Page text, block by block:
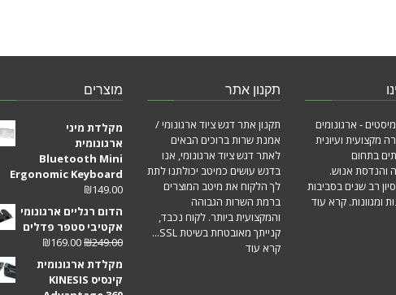
- ארגונומים
מקצועית ועיונית
בתחום
והנדסת אנוש.
רב שנים בסביבות
ומגוונות. קרא עוד
תקנון אתר
תקנון אתר דגש ציוד ארגונומי /
אמנת שרות ברוכים הבאים
לאתר דגש ציוד ארגונומי, אנו
בדגש עושים כמיטב יכולתנו לתת
לך הלקוח את מיטב המוצרים
ברמת השרות הגבוהה
והמקצועית ביותר. לקוח נכבד,
קנייתך מאובטחת בשיטת SSL...
קרא עוד
מוצרים
מקלדת מיני
ארגונומית
Bluetooth Mini
Ergonomic Keyboard
₪149.00
הדום רגליים ארגונומי
אקטיבי סטפר פדלים
₪249.00
₪169.00
מקלדת ארגונומית
קינסיס KINESIS